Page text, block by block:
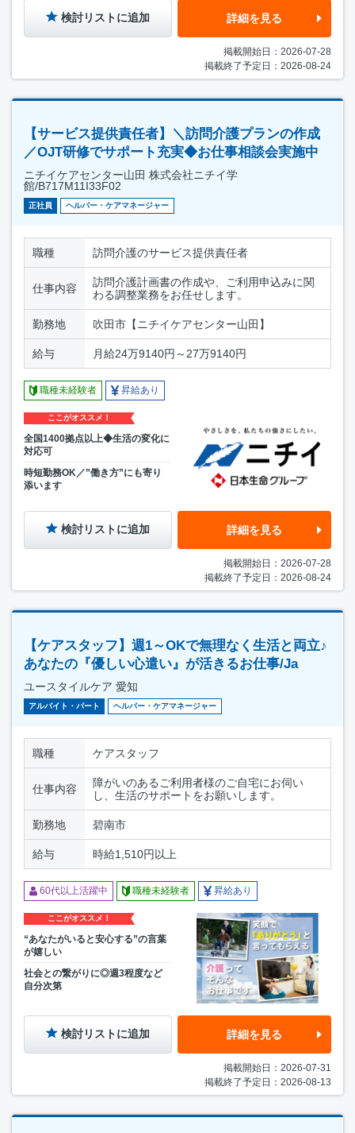
検討リストに追加 詳細を見る
掲載開始日：2026-07-28
掲載終了予定日：2026-08-24
【サービス提供責任者】＼訪問介護プランの作成
／OJT研修でサポート充実◆お仕事相談会実施中
ニチイケアセンター山田 株式会社ニチイ学
館/B717M11I33F02
正社員 ヘルパー・ケアマネージャー
職種 訪問介護のサービス提供責任者
仕事内容
訪問介護計画書の作成や、ご利用申込みに関
わる調整業務をお任せします。
勤務地 吹田市【ニチイケアセンター山田】
給与 月給24万9140円～27万9140円
職種未経験者 昇給あり
ここがオススメ！
全国1400拠点以上◆生活の変化に
対応可
時短勤務OK／”働き方”にも寄り
添います
検討リストに追加 詳細を見る
掲載開始日：2026-07-28
掲載終了予定日：2026-08-24
【ケアスタッフ】週1～OKで無理なく生活と両立♪
あなたの『優しい心遣い』が活きるお仕事/Ja
ユースタイルケア 愛知
アルバイト・パート ヘルパー・ケアマネージャー
職種 ケアスタッフ
仕事内容
障がいのあるご利用者様のご自宅にお伺い
し、生活のサポートをお願いします。
勤務地 碧南市
給与 時給1,510円以上
60代以上活躍中 職種未経験者 昇給あり
ここがオススメ！
“あなたがいると安心する”の言葉
が嬉しい
社会との繋がりに◎週3程度など
自分次第
検討リストに追加 詳細を見る
掲載開始日：2026-07-31
掲載終了予定日：2026-08-13